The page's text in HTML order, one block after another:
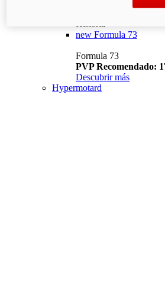
Historia
new Formula 73
Formula 73
PVP Recomendado:
Descubrir más
Hypermotard